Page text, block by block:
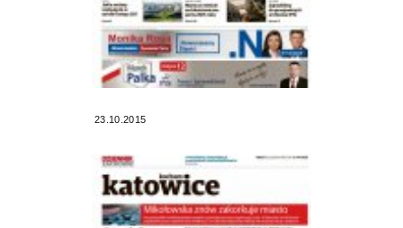
23.10.2015